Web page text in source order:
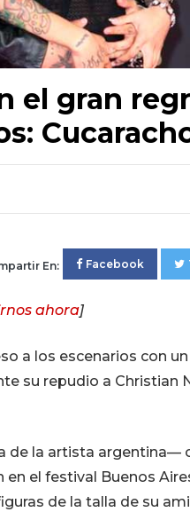
el gran
En: Facebook
ahora]
a los escenarios con
su repudio a Christian
de la artista argentina—
el festival Buenos
de la talla de su